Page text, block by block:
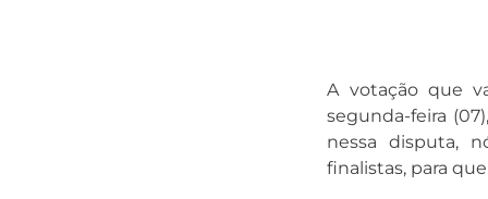
A votação que
segunda-feira
nessa disputa,
finalistas, para